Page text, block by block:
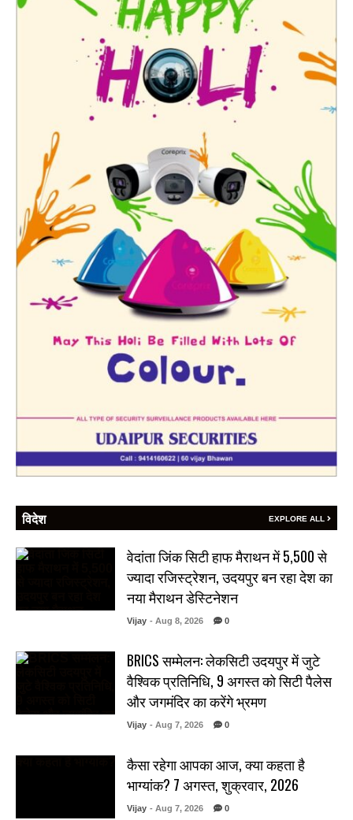
विदेश EXPLORE ALL
वेदांता जिंक सिटी हाफ मैराथन में 5,500 से
ज्यादा रजिस्ट्रेशन, उदयपुर बन रहा देश का
नया मैराथन डेस्टिनेशन
Vijay - Aug 8, 2026 0
BRICS सम्मेलन: लेकसिटी उदयपुर में जुटे
वैश्विक प्रतिनिधि, 9 अगस्त को सिटी पैलेस
और जगमंदिर का करेंगे भ्रमण
Vijay - Aug 7, 2026 0
कैसा रहेगा आपका आज, क्या कहता है
भाग्यांक? 7 अगस्त, शुक्रवार, 2026
Vijay - Aug 7, 2026 0